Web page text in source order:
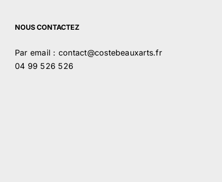
NOUS CONTACTEZ
Par email : contact@costebeauxarts.fr
04 99 526 526